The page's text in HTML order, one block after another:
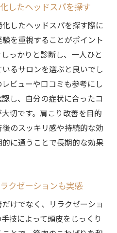
したヘッドスパを探す
したヘッドスパを探す際に
を重視することがポイント
っかりと診断し、一人ひと
るサロンを選ぶと良いでし
ビューや口コミも参考にし
し、自分の症状に合ったコ
切です。肩こり改善を目的
のスッキリ感や持続的な効
に通うことで長期的な効果
クゼーションも実感
けでなく、リラクゼーショ
技によって頭皮をじっくり